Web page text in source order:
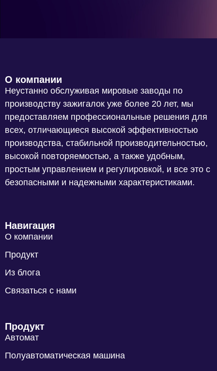
О компании
Неустанно обслуживая мировые заводы по
производству зажигалок уже более 20 лет, мы
предоставляем профессиональные решения для
всех, отличающиеся высокой эффективностью
производства, стабильной производительностью,
высокой повторяемостью, а также удобным,
простым управлением и регулировкой, и все это с
безопасными и надежными характеристиками.
Навигация
О компании
Продукт
Из блога
Связаться с нами
Продукт
Автомат
Полуавтоматическая машина